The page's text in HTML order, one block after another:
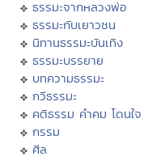
ธรรมะจากหลวงพ่อ
ธรรมะกับเยาวชน
นิทานธรรมะบันเทิง
ธรรมะบรรยาย
บทความธรรมะ
กวีธรรมะ
คติธรรม คำคม โดนใจ
กรรม
ศีล